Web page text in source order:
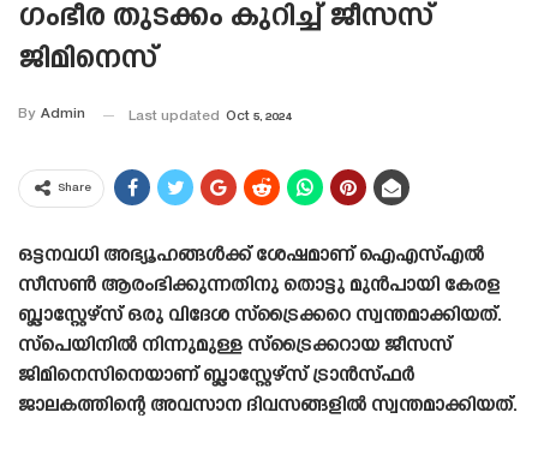
ഗംഭീര തുടക്കം കുറിച്ച് ജീസസ്
ജിമിനെസ്
By Admin Last updated Oct 5, 2024
Share
ഒട്ടനവധി അഭ്യൂഹങ്ങൾക്ക് ശേഷമാണ് ഐഎസ്എൽ
സീസൺ ആരംഭിക്കുന്നതിനു തൊട്ടു മുൻപായി കേരള
ബ്ലാസ്റ്റേഴ്‌സ് ഒരു വിദേശ സ്‌ട്രൈക്കറെ സ്വന്തമാക്കിയത്.
സ്പെയിനിൽ നിന്നുമുള്ള സ്‌ട്രൈക്കറായ ജീസസ്
ജിമിനെസിനെയാണ് ബ്ലാസ്റ്റേഴ്‌സ് ട്രാൻസ്‌ഫർ
ജാലകത്തിന്റെ അവസാന ദിവസങ്ങളിൽ സ്വന്തമാക്കിയത്.